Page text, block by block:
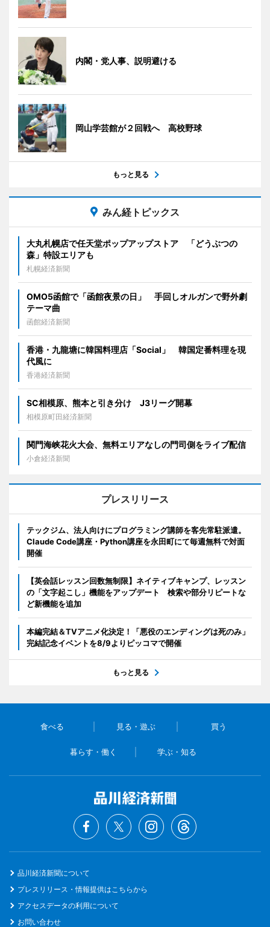
内閣・党人事、説明避ける
岡山学芸館が２回戦へ 高校野球
もっと見る
みん経トピックス
大丸札幌店で任天堂ポップアップストア 「どうぶつの
森」特設エリアも
札幌経済新聞
OMO5函館で「函館夜景の日」 手回しオルガンで野外劇
テーマ曲
函館経済新聞
香港・九龍塘に韓国料理店「Social」 韓国定番料理を現
代風に
香港経済新聞
SC相模原、熊本と引き分け J3リーグ開幕
相模原町田経済新聞
関門海峡花火大会、無料エリアなしの門司側をライブ配信
小倉経済新聞
プレスリリース
テックジム、法人向けにプログラミング講師を客先常駐派遣。
Claude Code講座・Python講座を永田町にて毎週無料で対面
開催
【英会話レッスン回数無制限】ネイティブキャンプ、レッスン
の「文字起こし」機能をアップデート 検索や部分リピートな
ど新機能を追加
本編完結＆TVアニメ化決定！「悪役のエンディングは死のみ」
完結記念イベントを8/9よりピッコマで開催
もっと見る
食べる 見る・遊ぶ 買う
暮らす・働く 学ぶ・知る
品川経済新聞について
プレスリリース・情報提供はこちらから
アクセスデータの利用について
お問い合わせ